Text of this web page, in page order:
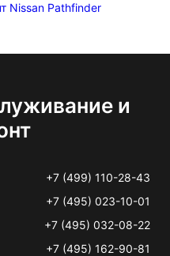
Nissan Pathfinder
и
+7 (499) 110-28-43
+7 (495) 023-10-01
+7 (495) 032-08-22
+7 (495) 162-90-81